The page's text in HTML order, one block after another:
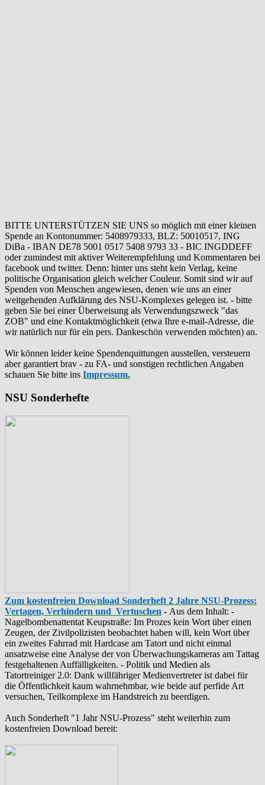
BITTE UNTERSTÜTZEN SIE UNS so möglich mit einer kleinen
Spende an Kontonummer: 5408979333, BLZ: 50010517, ING
DiBa - IBAN DE78 5001 0517 5408 9793 33 - BIC INGDDEFF
oder zumindest mit aktiver Weiterempfehlung und Kommentaren bei
facebook und twitter. Denn: hinter uns steht kein Verlag, keine
politische Organisation gleich welcher Couleur. Somit sind wir auf
Spenden von Menschen angewiesen, denen wie uns an einer
weitgehenden Aufklärung des NSU-Komplexes gelegen ist. - bitte
geben Sie bei einer Überweisung als Verwendungszweck "das
ZOB" und eine Kontaktmöglichkeit (etwa Ihre e-mail-Adresse, die
wir natürlich nur für ein pers. Dankeschön verwenden möchten) an.
Wir können leider keine Spendenquittungen ausstellen, versteuern
aber garantiert brav - zu FA- und sonstigen rechtlichen Angaben
schauen Sie bitte ins Impressum.
NSU Sonderhefte
Zum kostenfreien Download Sonderheft 2 Jahre NSU-Prozess:
Vertagen, Verhindern und Vertuschen - Aus dem Inhalt: -
‪Nagelbombenattentat‬ ‎Keupstraße‬: Im Prozes kein Wort über einen
Zeugen, der Zivilpolizisten beobachtet haben will, kein Wort über
ein zweites Fahrrad mit Hardcase am Tatort und nicht einmal
ansatzweise eine Analyse der von Überwachungskameras am Tattag
festgehaltenen Auffälligkeiten. - Politik und Medien als
‪Tatortreiniger‬ 2.0: Dank willfähriger Medienvertreter ist dabei für
die Öffentlichkeit kaum wahrnehmbar, wie beide auf perfide Art
versuchen, Teilkomplexe im Handstreich zu beerdigen.
Auch Sonderheft "1 Jahr NSU-Prozess" steht weiterhin zum
kostenfreien Download bereit: